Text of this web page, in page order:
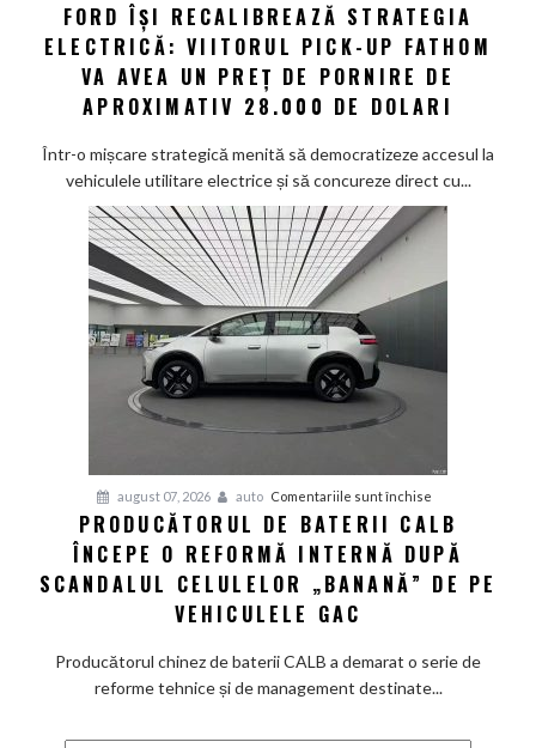
Ford
își
recalibrează
electrică:
Viitorul
avea
dolari
FORD ÎȘI RECALIBREAZĂ STRATEGIA
ELECTRICĂ: VIITORUL PICK-UP FATHOM
VA AVEA UN PREȚ DE PORNIRE DE
APROXIMATIV 28.000 DE DOLARI
Într-o mișcare strategică menită să democratizeze accesul la
vehiculele utilitare electrice și să concureze direct cu...
august 07, 2026 auto Comentariile sunt închise
Producătorul
de
baterii
PRODUCĂTORUL DE BATERII CALB
ÎNCEPE O REFORMĂ INTERNĂ DUPĂ
SCANDALUL CELULELOR „BANANĂ” DE PE
VEHICULELE GAC
Producătorul chinez de baterii CALB a demarat o serie de
reforme tehnice și de management destinate...